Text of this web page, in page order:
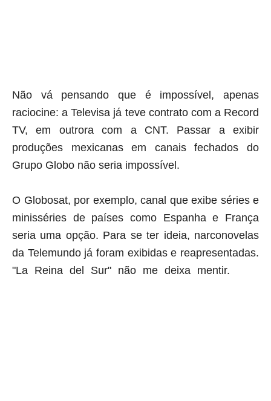
Não vá pensando que é impossível, apenas
raciocine: a Televisa já teve contrato com a Record
TV, em outrora com a CNT. Passar a exibir
produções mexicanas em canais fechados do
Grupo Globo não seria impossível.
O Globosat, por exemplo, canal que exibe séries e
minisséries de países como Espanha e França
seria uma opção. Para se ter ideia, narconovelas
da Telemundo já foram exibidas e reapresentadas.
"La Reina del Sur" não me deixa mentir.